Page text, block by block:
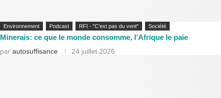
Environnement Podcast RFI - "C'est pas du vent" Société
Minerais: ce que le monde consomme, l’Afrique le paie
par autosuffisance 24 juillet 2026